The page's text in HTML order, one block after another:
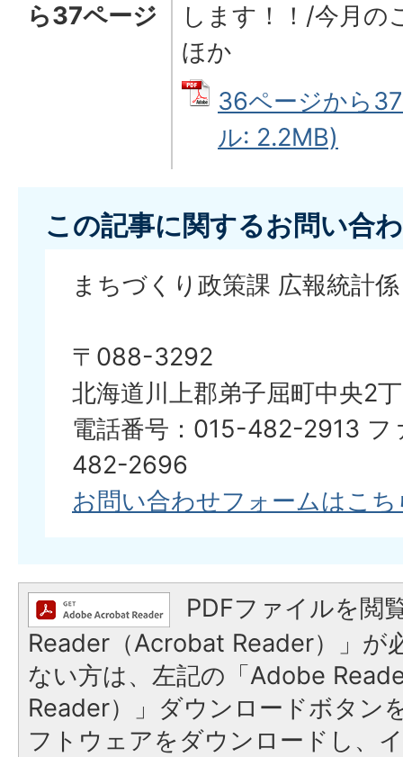
ら37ページ
します！！/今月の
ほか
36ページから
ル: 2.2MB)
この記事に関するお問い合
まちづくり政策課 広報統計係
〒088-3292
北海道川上郡弟子屈町中央2
電話番号：015-482-2913 フ
482-2696
お問い合わせフォームはこち
PDFファイルを閲
Reader（Acrobat Reader）」が
ない方は、左記の「Adobe
Reader）」ダウンロードボタン
フトウェアをダウンロードし、